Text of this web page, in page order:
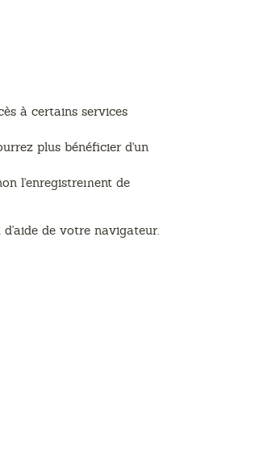
à certains services
plus bénéficier d'un
l'enregistrement de
de votre navigateur.